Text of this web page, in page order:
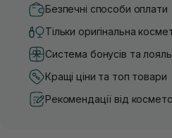
Безпечні способи оплати
Тільки оригінальна
Система бонусів та
Кращі ціни та топ товари
Рекомендації від